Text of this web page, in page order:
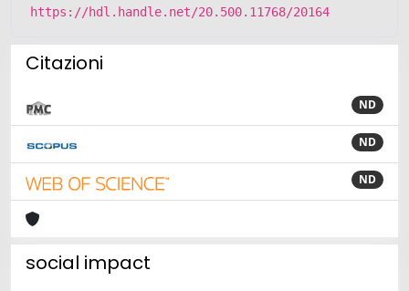
https://hdl.handle.net/20.500.11768/20164
Citazioni
ND
ND
ND
social impact